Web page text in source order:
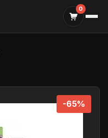
0
-65%